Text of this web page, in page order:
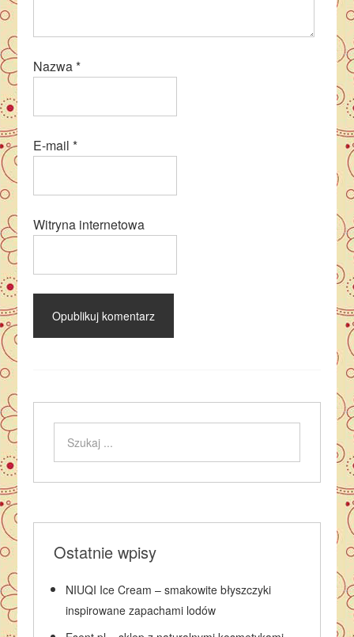
Nazwa*
E-mail*
Witryna internetowa
Ostatnie wpisy
NIUQI Ice Cream – smakowite błyszczyki
inspirowane zapachami lodów